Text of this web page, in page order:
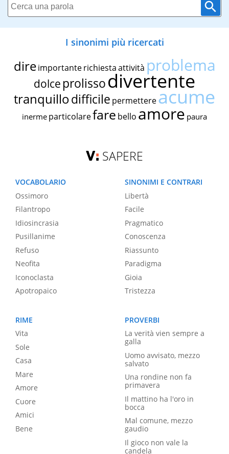
I sinonimi più ricercati
dire importante richiestaattività problema
dolce prolissodivertente
tranquillodifficile permettereacume
inerme particolarefare bello amore paura
SAPERE
VOCABOLARIO
Ossimoro
Filantropo
Idiosincrasia
Pusillanime
Refuso
Neofita
Iconoclasta
Apotropaico
SINONIMI E CONTRARI
Libertà
Facile
Pragmatico
Conoscenza
Riassunto
Paradigma
Gioia
Tristezza
RIME
Vita
Sole
Casa
Mare
Amore
Cuore
Amici
Bene
PROVERBI
La verità vien sempre a
galla
Uomo avvisato, mezzo
salvato
Una rondine non fa
primavera
Il mattino ha l'oro in
bocca
Mal comune, mezzo
gaudio
Il gioco non vale la
candela